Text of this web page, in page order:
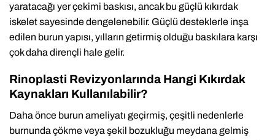
yaratacağı yer çekimi baskısı, ancak bu güçlü kıkırdak
iskelet sayesinde dengelenebilir. Güçlü desteklerle inşa
edilen burun yapısı, yılların getirmiş olduğu baskılara karşı
çok daha dirençli hale gelir.
Rinoplasti Revizyonlarında Hangi Kıkırdak
Kaynakları Kullanılabilir?
Daha önce burun ameliyatı geçirmiş, çeşitli nedenlerle
burnunda çökme veya şekil bozukluğu meydana gelmiş